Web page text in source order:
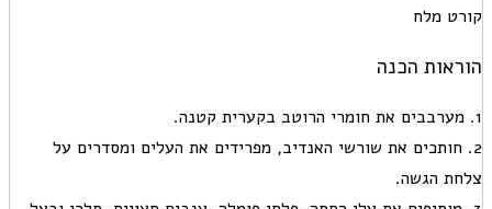
קורט מלח
הוראות הכנה
1. מערבבים את חומרי הרוטב בקערית קטנה.
2. חותכים את שורשי האנדיב, מפרידים את העלים ומסדרים על
צלחת הגשה.